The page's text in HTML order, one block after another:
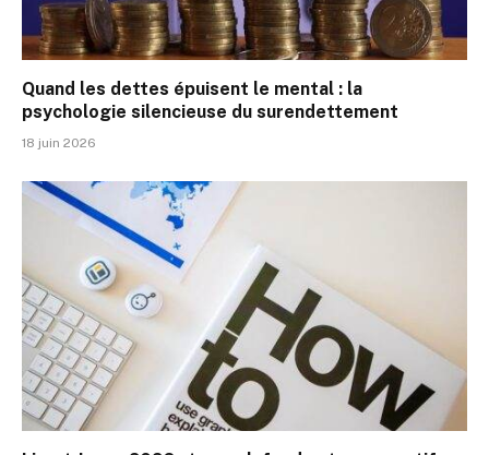
Quand les dettes épuisent le mental : la
psychologie silencieuse du surendettement
18 juin 2026